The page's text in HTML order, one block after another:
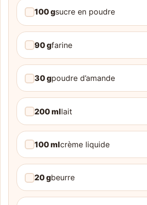
100 gsucre en poudre
90 gfarine
30 gpoudre d’amande
200 mllait
100 mlcrème liquide
20 gbeurre